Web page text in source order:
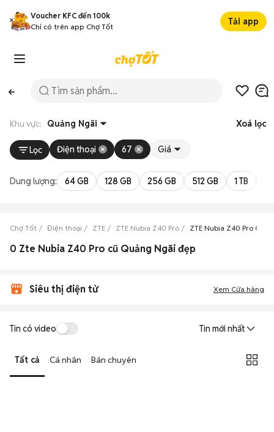
Voucher KFC đến 100k
Chỉ có trên app Chợ Tốt
Tải app
Khu vực: Quảng Ngãi Xoá lọc
Lọc Điện thoại 67 Giá
Dung lượng: 64 GB 128 GB 256 GB 512 GB 1 TB
Chợ Tốt Điện thoại ZTE ZTE Nubia Z40 Pro ZTE Nubia Z40 Pro
0 Zte Nubia Z40 Pro cũ Quảng Ngãi đẹp
Siêu thị điện tử Xem Cửa hàng
Tin có video Tin mới nhất
Tất cả Cá nhân Bán chuyên